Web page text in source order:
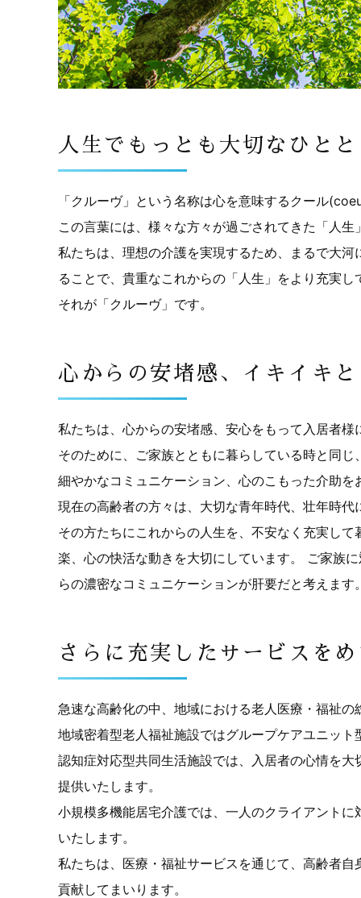
人生でもっとも大切なひと
「クルーヴ」という名称は心を意味するクール
この言葉には、様々な方々が過ごされてきた「人
私たちは、理想の介護を実現するため、まるで大
ることで、貴重なこれからの「人生」をより充実
それが「クルーヴ」です。
心からの安堵感、イキイキ
私たちは、心からの安堵感、安心をもって入居者
そのために、ご家族とともに暮らしている時と同
細やかなコミュニケーション、心のこもった介助
現在の高齢者の方々は、大切な青年時代、壮年時
その方たちにこれからの人生を、不安なく充実し
楽、心の快活な動きを大切にしています。 ご家族
らの濃密なコミュニケーションが肝要だと考えま
さらに充実したサービスを
急速な高齢化の中、地域における老人医療・福祉
地域密着型老人福祉施設ではグループケアユニッ
認知症対応型共同生活施設では、入居者の心情を
提供いたします。
小規模多機能居宅介護では、一人のクライアント
いたします。
私たちは、医療・福祉サービスを通じて、高齢者
貢献してまいります。